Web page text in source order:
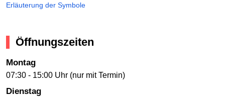
Erläuterung der Symbole
Öffnungszeiten
Montag
07:30 - 15:00 Uhr (nur mit Termin)
Dienstag